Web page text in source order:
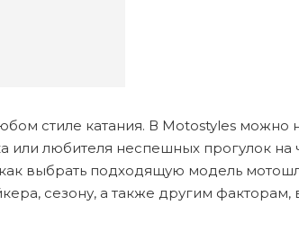
стиле катания. В Motostyles можно
или любителя неспешных прогулок на
как выбрать подходящую модель
сезону, а также другим